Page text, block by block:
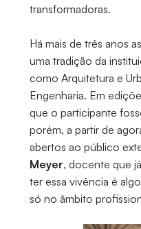
transformadoras.
Há mais de três anos
uma tradição da
como Arquitetura e
Engenharia. Em
que o participante
porém, a partir de
abertos ao público
Meyer, docente que
ter essa vivência é
só no âmbito